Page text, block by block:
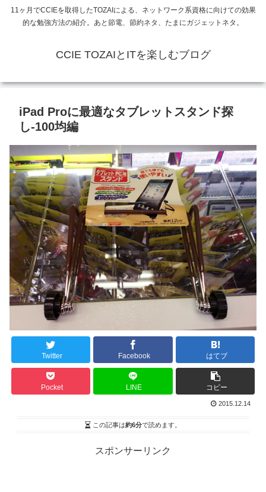
11ヶ月でCCIEを取得したTOZAIによる、ネットワーク系資格に向けての効果
的な勉強方法の紹介。あと節電、節約ネタ、たまにガジェットネタ。
CCIE TOZAIとITを楽しむブログ
iPad Proに最適なタブレットスタンド探
し-100均編
Twitter Facebook はてブ
Pocket LINE コピー
2015.12.14
この記事は約6分で読めます。
スポンサーリンク